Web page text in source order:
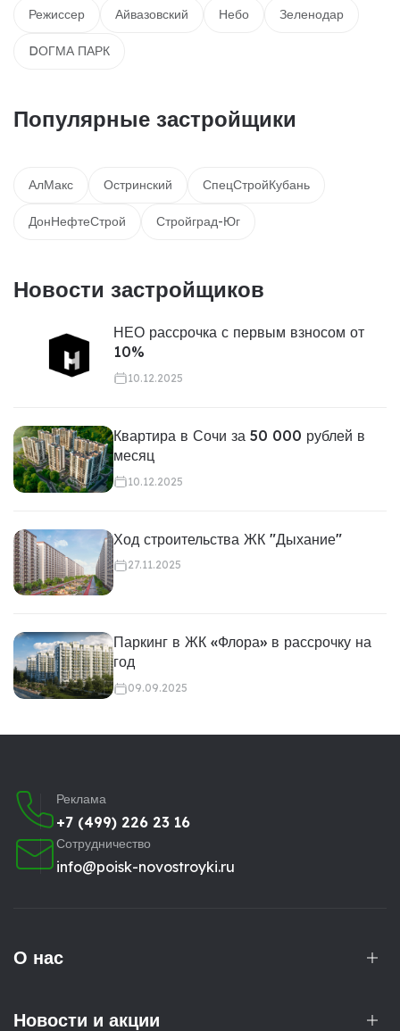
Режиссер Айвазовский Небо Зеленодар
DОГМА ПАРК
Популярные застройщики
АлМакс Остринский СпецСтройКубань
ДонНефтеСтрой Стройград-Юг
Новости застройщиков
НЕО рассрочка с первым взносом от
10%
10.12.2025
Квартира в Сочи за 50 000 рублей в
месяц
10.12.2025
Ход строительства ЖК "Дыхание"
27.11.2025
Паркинг в ЖК «Флора» в рассрочку на
год
09.09.2025
Реклама
+7 (499) 226 23 16
Сотрудничество
info@poisk-novostroyki.ru
О нас
Новости и акции